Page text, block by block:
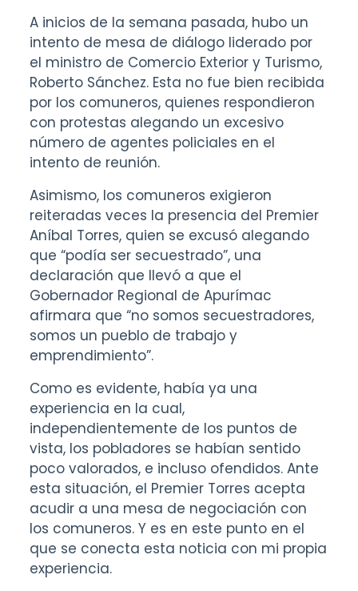
A inicios de la semana pasada, hubo un
intento de mesa de diálogo liderado por
el ministro de Comercio Exterior y Turismo,
Roberto Sánchez. Esta no fue bien recibida
por los comuneros, quienes respondieron
con protestas alegando un excesivo
número de agentes policiales en el
intento de reunión.
Asimismo, los comuneros exigieron
reiteradas veces la presencia del Premier
Aníbal Torres, quien se excusó alegando
que “podía ser secuestrado”, una
declaración que llevó a que el
Gobernador Regional de Apurímac
afirmara que “no somos secuestradores,
somos un pueblo de trabajo y
emprendimiento”.
Como es evidente, había ya una
experiencia en la cual,
independientemente de los puntos de
vista, los pobladores se habían sentido
poco valorados, e incluso ofendidos. Ante
esta situación, el Premier Torres acepta
acudir a una mesa de negociación con
los comuneros. Y es en este punto en el
que se conecta esta noticia con mi propia
experiencia.